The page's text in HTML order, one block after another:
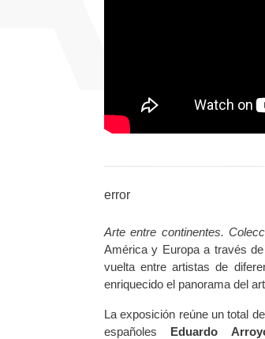
error
Arte entre continentes.
América y Europa a través
vuelta entre artistas de
enriquecido el panorama del
La exposición reúne un total
españoles Eduardo